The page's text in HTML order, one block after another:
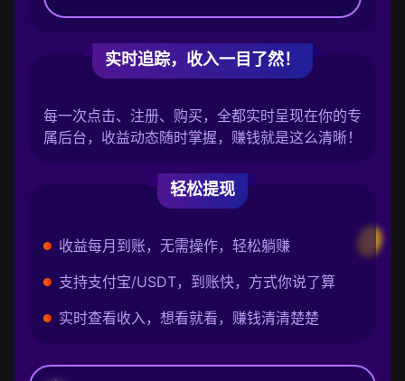
实时追踪，收入一目了然！
每一次点击、注册、购买，全都实时呈现在你的专
属后台，收益动态随时掌握，赚钱就是这么清晰！
轻松提现
收益每月到账，无需操作，轻松躺赚
支持支付宝/USDT，到账快，方式你说了算
实时查看收入，想看就看，赚钱清清楚楚